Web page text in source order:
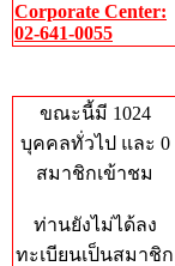
Corporate Center:
02-641-0055
ขณะนี้มี 1024
บุคคลทั่วไป และ 0
สมาชิกเข้าชม
ท่านยังไม่ได้ลง
ทะเบียนเป็นสมาชิก